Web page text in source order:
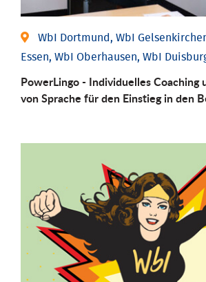
WbI Dortmund, WbI
Essen, WbI Oberhausen, WbI
PowerLingo - Individuelles Coaching
von Sprache für den Einstieg in den